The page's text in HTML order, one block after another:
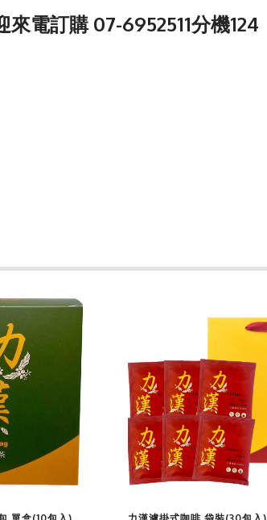
來電訂購 07-6952511分機124
單盒(10包入)
查看商品
力漢濾掛式咖啡 袋裝(30包入)